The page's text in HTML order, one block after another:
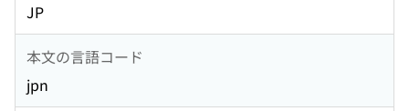
JP
本文の言語コード
jpn